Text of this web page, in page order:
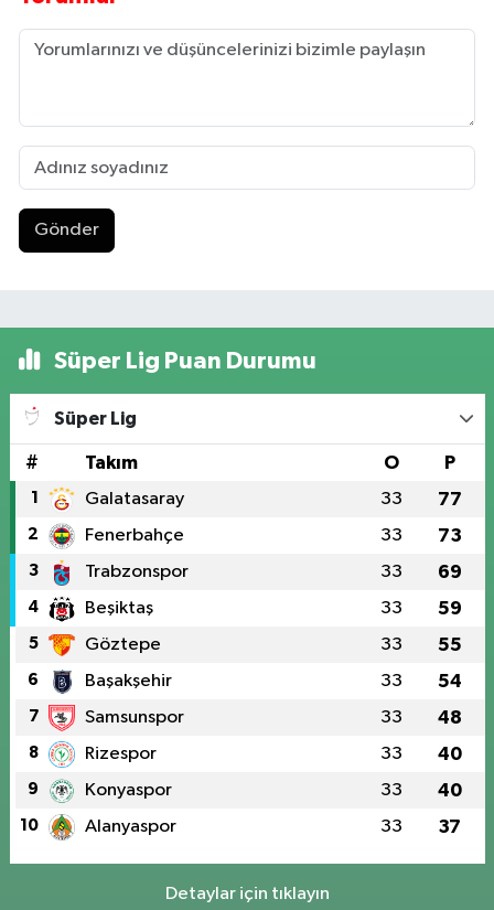
Gönder
Süper Lig Puan Durumu
Süper Lig
# Takım O P
1 Galatasaray 33 77
2 Fenerbahçe 33 73
3 Trabzonspor 33 69
4 Beşiktaş 33 59
5 Göztepe 33 55
6 Başakşehir 33 54
7 Samsunspor 33 48
8 Rizespor 33 40
9 Konyaspor 33 40
10 Alanyaspor 33 37
Detaylar için tıklayın